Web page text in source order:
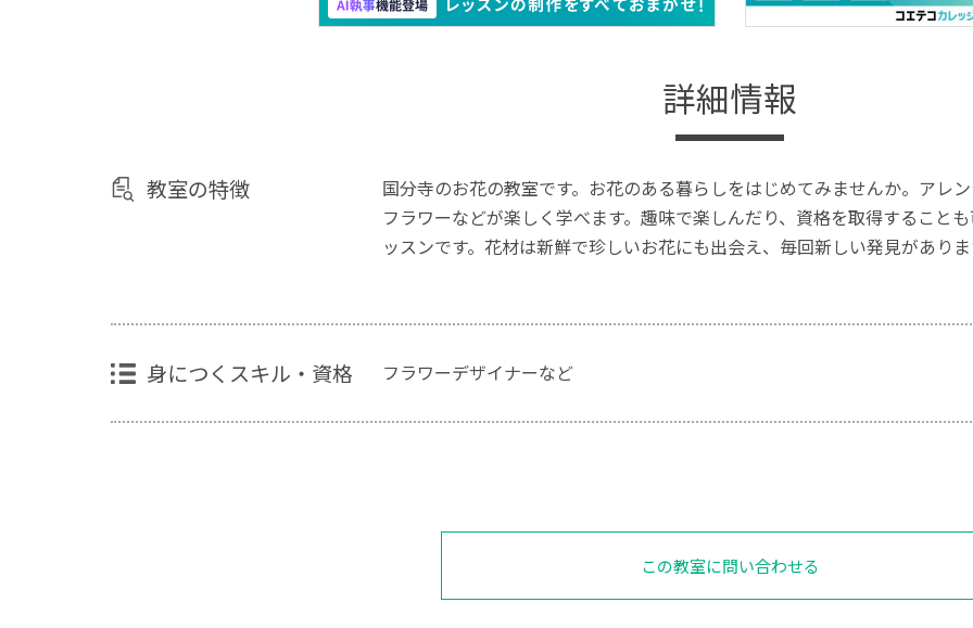
詳細情報
教室の特徴
国分寺のお花の教室です。お花のある暮らしをはじめてみませんか。アレ
フラワーなどが楽しく学べます。趣味で楽しんだり、資格を取得すること
ッスンです。花材は新鮮で珍しいお花にも出会え、毎回新しい発見があり
身につくスキル・資格 フラワーデザイナーなど
この教室に問い合わせる